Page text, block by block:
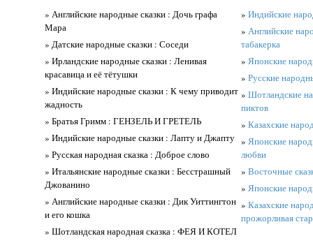
» Английские народные сказки : Дочь графа
Мара
» Датские народные сказки : Соседи
» Ирландские народные сказки : Ленивая
красавица и её тётушки
» Индийские народные сказки : К чему приводит
жадность
» Братья Гримм : ГЕНЗЕЛЬ И ГРЕТЕЛЬ
» Индийские народные сказки : Лапту и Джапту
» Русская народная сказка : Доброе слово
» Итальянские народные сказки : Бесстрашный
Джованино
» Английские народные сказки : Дик Уиттингтон
и его кошка
» Шотландская народная сказка : ФЕЯ И КОТЕЛ
» Индийские
» Английские
табакерка
» Японские
» Русские
» Шотландские
пиктов
» Казахские
» Японские
любви
» Восточные
» Японские
» Казахские
прожорливая